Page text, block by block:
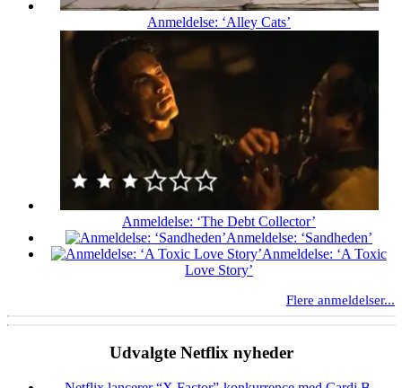
Anmeldelse: ‘Alley Cats’
Anmeldelse: ‘The Debt Collector’
Anmeldelse: ‘Sandheden’
Anmeldelse: ‘A Toxic
Love Story’
Flere anmeldelser...
Udvalgte Netflix nyheder